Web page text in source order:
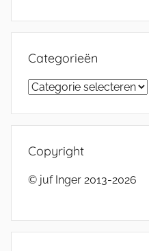
Categorieën
Categorieën
Copyright
© juf Inger 2013-2026